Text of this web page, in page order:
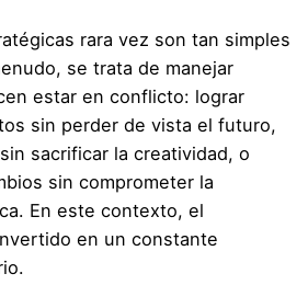
rara vez son tan simples
se trata de manejar
estar en conflicto: lograr
sin perder de vista el futuro,
sacrificar la creatividad, o
sin comprometer la
En este contexto, el
en un constante